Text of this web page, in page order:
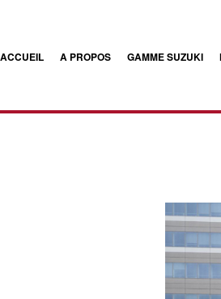
ACCUEIL A PROPOS GAMME SUZUKI